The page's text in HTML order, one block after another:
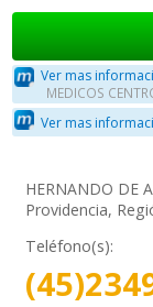
Ver mas
MEDICOS
Ver mas
HERNANDO DE
Providencia,
Teléfono(s):